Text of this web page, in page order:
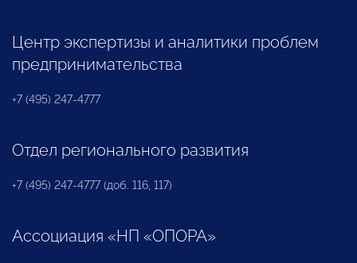
Центр экспертизы и аналитики проблем
предпринимательства
+7 (495) 247-4777
Отдел регионального развития
+7 (495) 247-4777 (доб. 116, 117)
Ассоциация «НП «ОПОРА»